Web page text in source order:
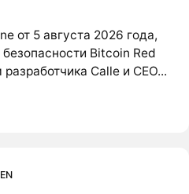
от 5 августа 2026 года,
Bitcoin Red
Calle и CEO...